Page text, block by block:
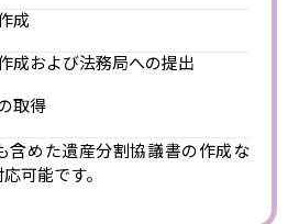
成
成および法務局への提出
取得
含めた遺産分割協議書の作成な
可能です。